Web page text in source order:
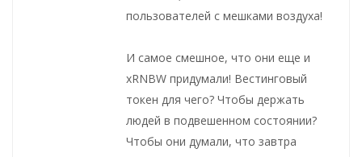
пользователей с мешками воздуха!
И самое смешное, что они еще и
xRNBW придумали! Вестинговый
токен для чего? Чтобы держать
людей в подвешенном состоянии?
Чтобы они думали, что завтра